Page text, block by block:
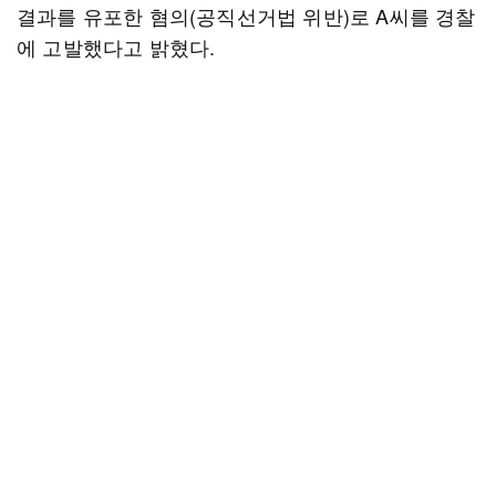
결과를 유포한 혐의(공직선거법 위반)로 A씨를 경찰
에 고발했다고 밝혔다.